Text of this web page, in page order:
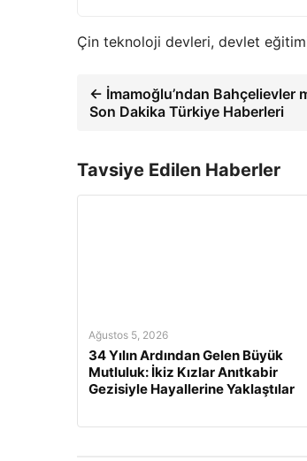
Çin teknoloji devleri, devlet
← İmamoğlu’ndan Bahçelievler
Son Dakika Türkiye Haberleri
Tavsiye Edilen Haberler
Ağustos 5, 2026
34 Yılın Ardından Gelen Büyük
Mutluluk: İkiz Kızlar Anıtkabir
Gezisiyle Hayallerine Yaklaştılar